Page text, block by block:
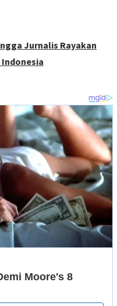
Jurnalis Rayakan
Indonesia